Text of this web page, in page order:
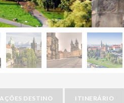
DESTINO ITINERÁRIO